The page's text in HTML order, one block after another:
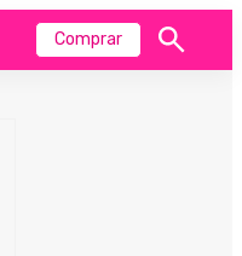
Comprar
Mostrar